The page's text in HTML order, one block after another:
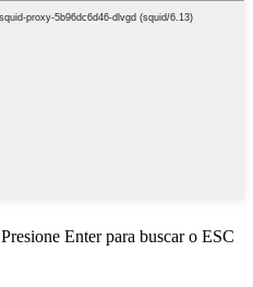
Presione Enter para buscar o ESC